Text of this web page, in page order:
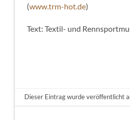
(www.trm-hot.de)
Text: Textil- und
Dieser Eintrag wurde veröffentlicht